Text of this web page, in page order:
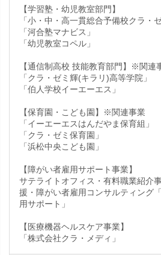
【学習塾・幼児教室部門】
「小・中・高一貫総合予備校クラ・ゼ
「河合塾マナビス」
「幼児教室コペル」
【通信制高校 技能教育部門】※関連
「クラ・ゼミ輝(キラリ)高等学院」
「伯人学校イーエーエス」
【保育園・こども園】※関連事業
「イーエーエスはんだやま保育組」
「クラ・ゼミ保育園」
「浜松中央こども園」
【障がい者雇用サポート事業】
サテライトオフィス・有料職業紹介
援・障がい者雇用コンサルティング
用サポート」
【医療機器ヘルスケア事業】
「株式会社クラ・メディ」